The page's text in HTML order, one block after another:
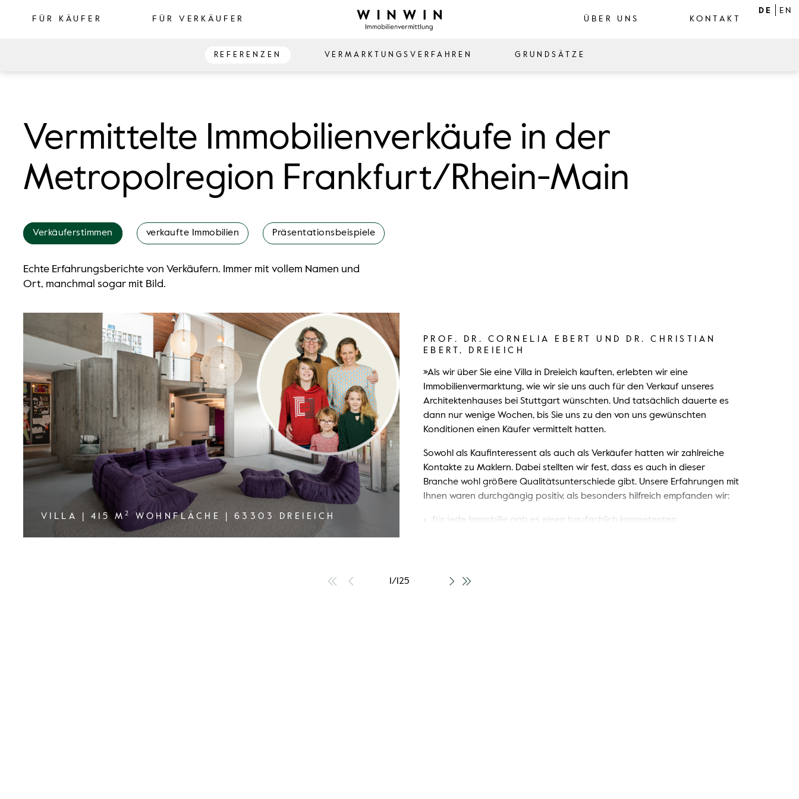
FÜR KÄUFER FÜR VERKÄUFER ÜBER UNS KONTAKT
DE EN
REFERENZEN VERMARKTUNGSVERFAHREN GRUNDSÄTZE
Vermittelte Immobilienverkäufe in der
Metropolregion Frankfurt/Rhein-Main
Verkäuferstimmen verkaufte Immobilien Präsentationsbeispiele
Echte Erfahrungsberichte von Verkäufern. Immer mit vollem Namen und
Ort, manchmal sogar mit Bild.
VILLA | 415 M2 WOHNFLÄCHE | 63303 DREIEICH
PROF. DR. CORNELIA EBERT UND DR. CHRISTIAN
EBERT, DREIEICH
»Als wir über Sie eine Villa in Dreieich kauften, erlebten wir eine
Immobilienvermarktung, wie wir sie uns auch für den Verkauf unseres
Architektenhauses bei Stuttgart wünschten. Und tatsächlich dauerte es
dann nur wenige Wochen, bis Sie uns zu den von uns gewünschten
Konditionen einen Käufer vermittelt hatten.
Sowohl als Kaufinteressent als auch als Verkäufer hatten wir zahlreiche
Kontakte zu Maklern. Dabei stellten wir fest, dass es auch in dieser
Branche wohl größere Qualitätsunterschiede gibt. Unsere Erfahrungen mit
Ihnen waren durchgängig positiv, als besonders hilfreich empfanden wir:
für jede Immobilie gab es einen baufachlich kompetenten
Beratungen und Aussagen waren objektiv und ehrlich
1/125